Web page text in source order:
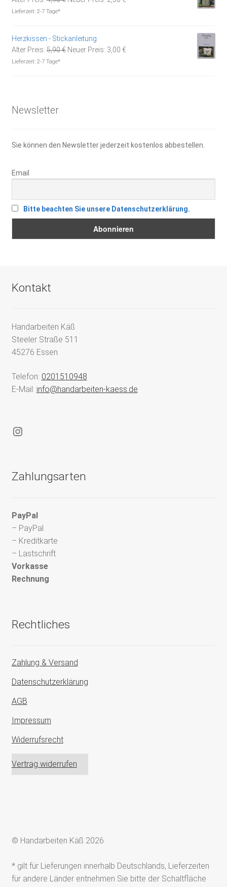
Lieferzeit: 2-7 Tage*
Herzkissen - Stickanleitung
Alter Preis: 5,90€ Ursprünglicher
Neuer Preis: 3,00 €Aktueller
Lieferzeit: 2-7 Tage*
Newsletter
Sie können den Newsletter jederzeit kostenlos abbestellen.
Email
Bitte beachten Sie unsere Datenschutzerklärung.
Kontakt
Handarbeiten Käß
Steeler Straße 511
45276 Essen
Telefon: 0201510948
E-Mail: info@handarbeiten-kaess.de
Instagram
Zahlungsarten
PayPal
– PayPal
– Kreditkarte
– Lastschrift
Vorkasse
Rechnung
Rechtliches
Zahlung & Versand
Datenschutzerklärung
AGB
Impressum
Widerrufsrecht
Vertrag widerrufen
© Handarbeiten Käß 2026
* gilt für Lieferungen innerhalb Deutschlands, Lieferzeiten
für andere Länder entnehmen Sie bitte der Schaltfläche